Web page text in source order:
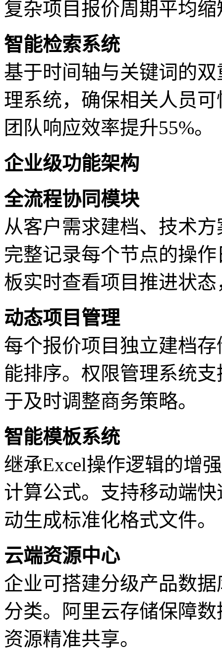
复杂项目报价周期平均缩
智能检索系统
基于时间轴与关键词的
理系统，确保相关人员
团队响应效率提升55%。
企业级功能架构
全流程协同模块
从客户需求建档、技术
完整记录每个节点的操
板实时查看项目推进状
动态项目管理
每个报价项目独立建档
能排序。权限管理系统
于及时调整商务策略。
智能模板系统
继承Excel操作逻辑的增
计算公式。支持移动端
动生成标准化格式文件。
云端资源中心
企业可搭建分级产品数
分类。阿里云存储保障
资源精准共享。